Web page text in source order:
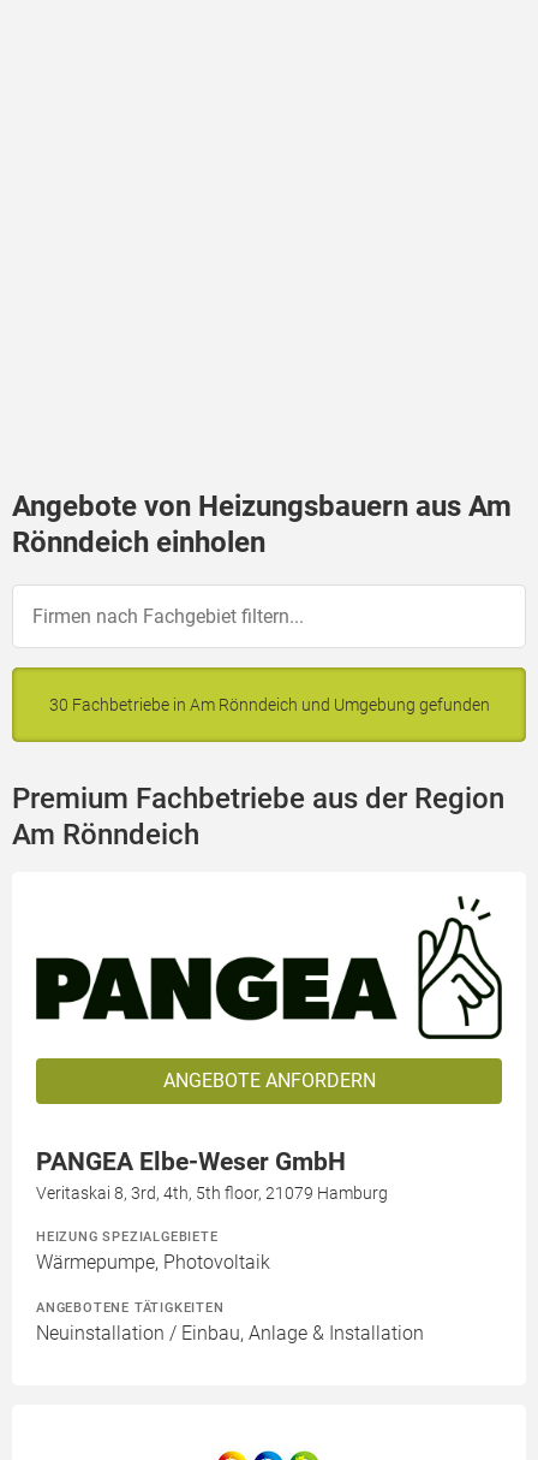
Angebote von Heizungsbauern aus Am
Rönndeich einholen
30 Fachbetriebe in Am Rönndeich und Umgebung gefunden
Premium Fachbetriebe aus der Region
Am Rönndeich
ANGEBOTE ANFORDERN
PANGEA Elbe-Weser GmbH
Veritaskai 8, 3rd, 4th, 5th floor, 21079 Hamburg
HEIZUNG SPEZIALGEBIETE
Wärmepumpe, Photovoltaik
ANGEBOTENE TÄTIGKEITEN
Neuinstallation / Einbau, Anlage & Installation